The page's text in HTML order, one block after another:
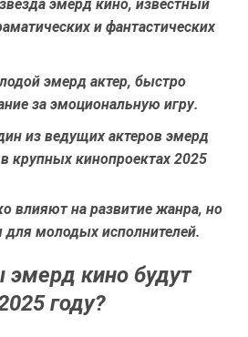
эмерд кино, известный
и фантастических
эмерд актер, быстро
за эмоциональную игру.
из ведущих актеров эмерд
крупных кинопроектах 2025
влияют на развитие жанра, но
для молодых исполнителей.
эмерд кино будут
году?